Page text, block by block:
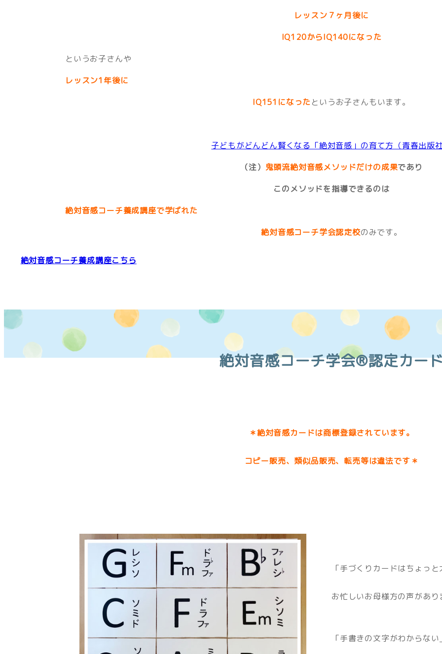
レッスン７ヶ月後に
IQ120からIQ140になった
というお子さんや
レッスン1年後に
IQ151になった というお子さんもいます。
子どもがどんどん賢くなる「絶対音感」の育て方（青春出版
（注） 鬼頭流絶対音感メソッドだけの成果であり
このメソッドを指導できるのは
絶対音感コーチ養成講座で学ばれた
絶対音感コーチ学会認定校のみです。
絶対音感コーチ養成講座こちら
絶対音感コーチ学会®認定カー
＊絶対音感カードは商標登録されています。
コピー販売、類似品販売、転売等は違法です＊
「手づくりカードはちょっ
お忙しいお母様方の声があり
「手書きの文字がわからな